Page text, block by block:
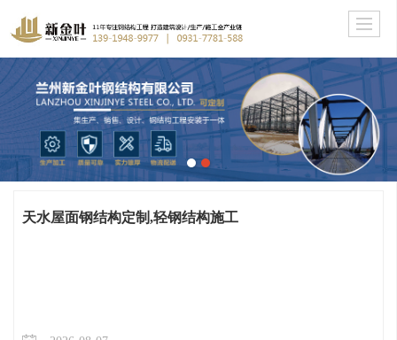
天水屋面钢结构定制,轻钢结构施工